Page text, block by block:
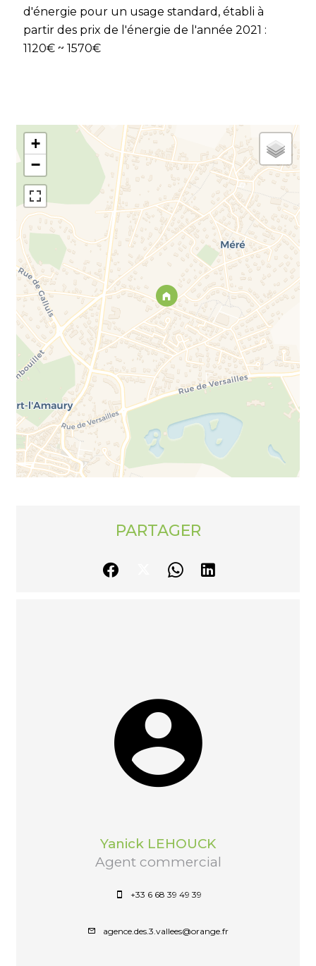
d'énergie pour un usage standard, établi à
partir des prix de l'énergie de l'année 2021 :
1120€ ~ 1570€
+
−
PARTAGER
Yanick LEHOUCK
Agent commercial
+33 6 68 39 49 39
agence.des.3.vallees@orange.fr